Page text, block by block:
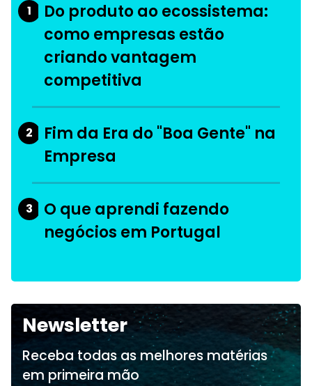
1
Do produto ao ecossistema:
como empresas estão
criando vantagem
competitiva
2
Fim da Era do "Boa Gente" na
Empresa
3
O que aprendi fazendo
negócios em Portugal
Newsletter
Receba todas as melhores matérias
em primeira mão